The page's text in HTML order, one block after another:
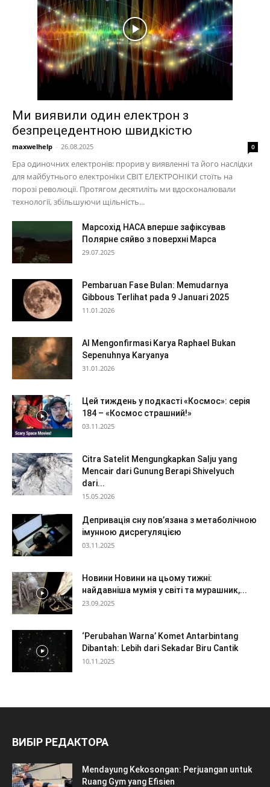
Ми виявили один електрон з
безпрецедентною швидкістю
maxwelhelp - 26.08.2025 0
Ера одиночних електронів: прорив у виявленні та його наслідки
для майбутнього електроніки СВІТ ЕЛЕКТРОНІКИ стоїть на
порозі революції. Протягом десятиліть ми вдосконалювали
технології, збільшуючи щільність...
Марсохід НАСА вперше зафіксував
Полярне сяйво з поверхні Марса
29.07.2025
Pembaruan Fase Bulan: Memudarnya
Gibbous Terlihat pada 9 Januari 2025
11.01.2026
AI Mengonfirmasi Karya Raphael Bukan
Sepenuhnya Karyanya
31.01.2026
Цей тиждень у подкасті «Космос»: серія
184 – «Космос страшний!»
03.11.2025
Citra Satelit Mengungkapkan Salju yang
Mencair dari Gunung Berapi Shivelyuch
dari...
15.05.2026
Депривація сну пов’язана з метаболічною
імунною дисрегуляцією
03.11.2025
Новини Новини на цьому тижні:
найдавніша мумія у світі та мурашник,...
23.09.2025
‘Perubahan Warna’ Komet Antarbintang
Dibantah: Lebih dari Sekadar Biru Cantik
10.11.2025
ВИБІР РЕДАКТОРА
Mendayung Kekosongan: Perjuangan untuk
Ruang Gym yang Efisien